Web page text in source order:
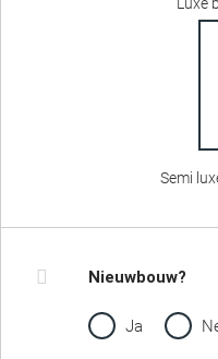
Semi
Nieuwbouw?
Ja